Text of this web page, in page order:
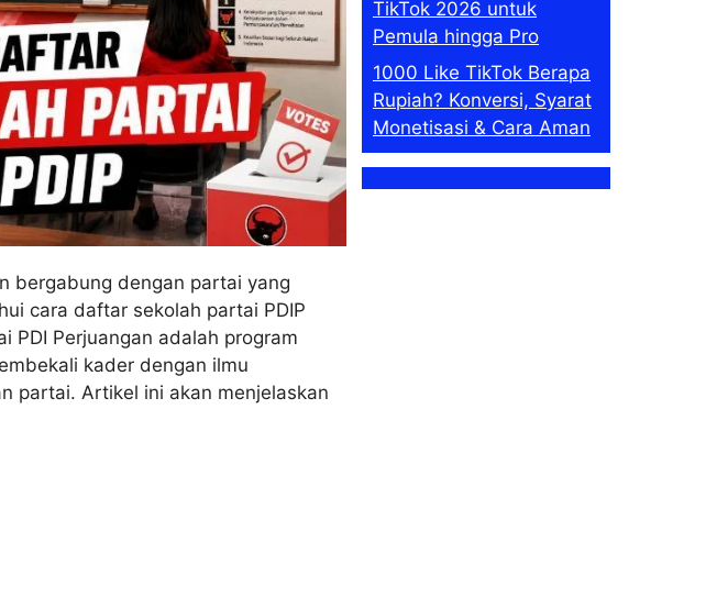
bergabung dengan partai yang
cara daftar sekolah partai PDIP
PDI Perjuangan adalah program
kader dengan ilmu
partai. Artikel ini akan menjelaskan
TikTok 2026 untuk
Pemula hingga Pro
1000 Like TikTok Berapa
Rupiah? Konversi, Syarat
Monetisasi & Cara Aman